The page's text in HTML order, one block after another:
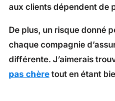
aux clients dépendent de
De plus, un risque donné
chaque compagnie
différente. J’aimerais
pas chère tout en étant